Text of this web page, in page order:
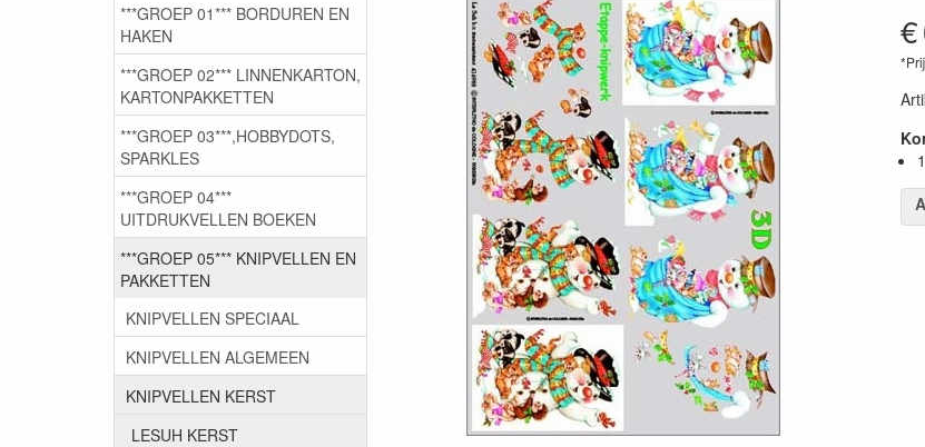
€
***GROEP 01*** BORDUREN EN
HAKEN
***GROEP 02*** LINNENKARTON,
KARTONPAKKETTEN
***GROEP 03***,HOBBYDOTS,
SPARKLES
***GROEP 04***
UITDRUKVELLEN BOEKEN
***GROEP 05*** KNIPVELLEN EN
PAKKETTEN
KNIPVELLEN SPECIAAL
KNIPVELLEN ALGEMEEN
KNIPVELLEN KERST
LESUH KERST